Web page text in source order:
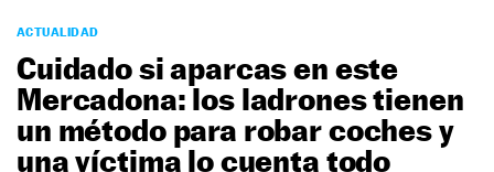
PODCAST
MOTOS
TECNOLOGÍA
ACTUALIDAD
Cuidado si aparcas en este
Mercadona: los ladrones tienen
un método para robar coches y
una víctima lo cuenta todo